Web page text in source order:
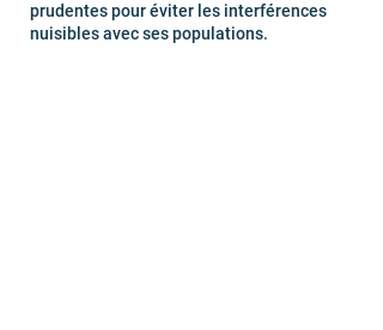
prudentes pour éviter les interférences
nuisibles avec ses populations.